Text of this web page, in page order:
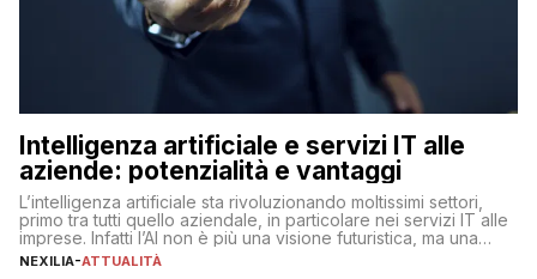
Intelligenza artificiale e servizi IT alle
aziende: potenzialità e vantaggi
L’intelligenza artificiale sta rivoluzionando moltissimi settori,
primo tra tutti quello aziendale, in particolare nei servizi IT alle
imprese. Infatti l’AI non è più una visione futuristica, ma una
realtà operativa che sta portando a un cambio significativo in
NEXILIA-ATTUALITÀ